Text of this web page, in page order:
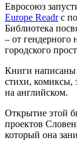
Евросоюз
Europe Readrс
Библиотека
– от гендерного
городского
Книги
стихи, комиксы,
на английском.
Открытие этой
проектов
который она